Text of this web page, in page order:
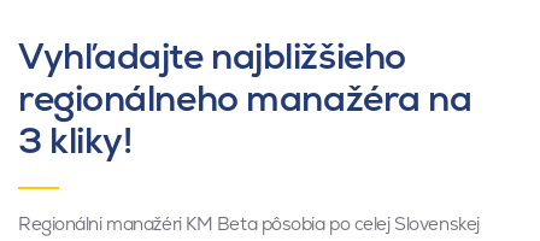
Vyhľadajte najbližšieho
regionálneho manažéra na
3 kliky!
Regionálni manažéri KM Beta pôsobia po celej Slovenskej